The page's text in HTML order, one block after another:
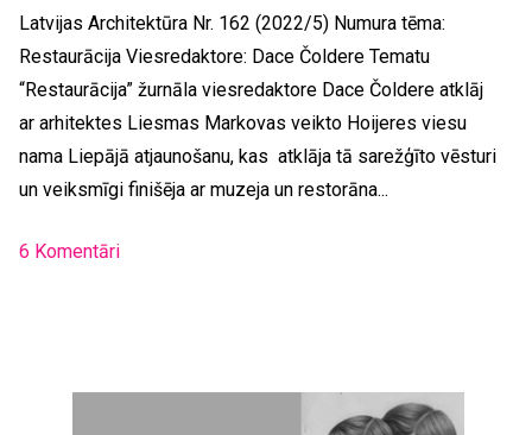
Latvijas Architektūra Nr. 162 (2022/5) Numura tēma:
Restaurācija Viesredaktore: Dace Čoldere Tematu
“Restaurācija” žurnāla viesredaktore Dace Čoldere atklāj
ar arhitektes Liesmas Markovas veikto Hoijeres viesu
nama Liepājā atjaunošanu, kas atklāja tā sarežģīto vēsturi
un veiksmīgi finišēja ar muzeja un restorāna...
6 Komentāri